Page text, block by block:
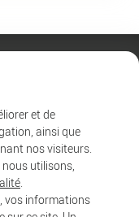
et de
ainsi que
nos visiteurs.
utilisons,
vos informations